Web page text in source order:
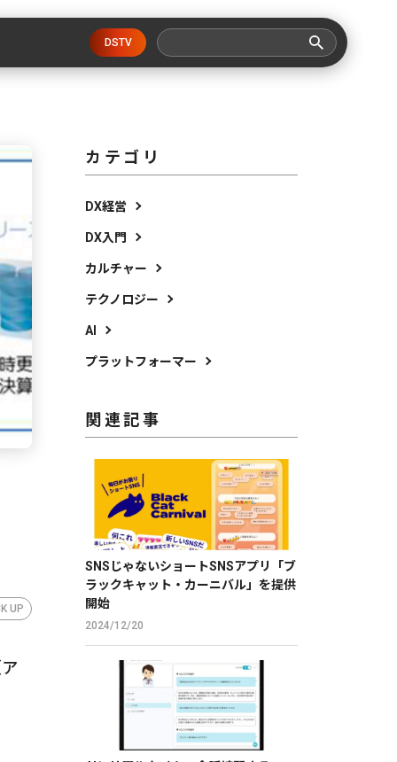
DSTV
UP
カテゴリ
DX経営
DX入門
カルチャー
テクノロジー
AI
プラットフォーマー
関連記事
SNSじゃないショートSNSアプリ「ブ
ラックキャット・カーニバル」を提供
開始
2024/12/20